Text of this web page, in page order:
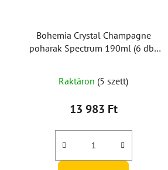
Bohemia Crystal Champagne
poharak Spectrum 190ml (6 db-
Raktáron (5 szett)
13 983 Ft